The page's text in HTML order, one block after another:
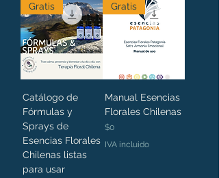
Gratis
Catálogo de
Fórmulas y
Sprays de
Esencias Florales
Chilenas listas
para usar
Gratis
Manual Esencias
Florales Chilenas
Precio
$0
IVA incluido